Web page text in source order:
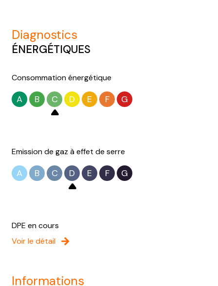
diagnostics
ÉNERGÉTIQUES
Consommation énergétique
A B C D E F G
Emission de gaz à effet de serre
A B C D E F G
DPE en cours
Voir le détail
informations